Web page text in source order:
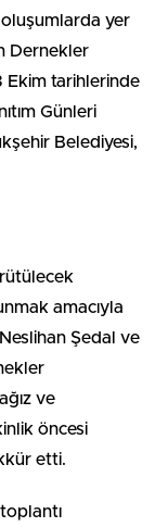
yer
Dernekler
Ekim tarihlerinde
Günleri
Belediyesi,
amacıyla
Şedal ve
ve
öncesi
etti.